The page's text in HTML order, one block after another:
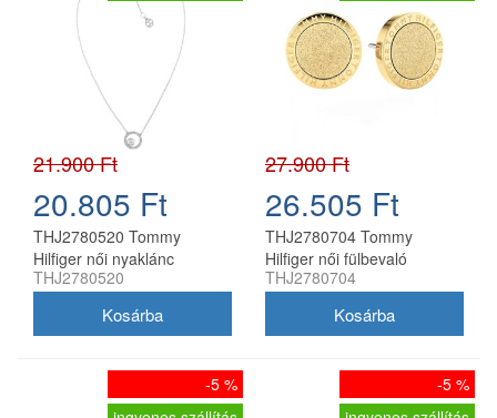
21.900 Ft
20.805 Ft
THJ2780520 Tommy
Hilfiger női nyaklánc
THJ2780520
27.900 Ft
26.505 Ft
THJ2780704 Tommy
Hilfiger női fülbevaló
THJ2780704
-5 %
-5 %